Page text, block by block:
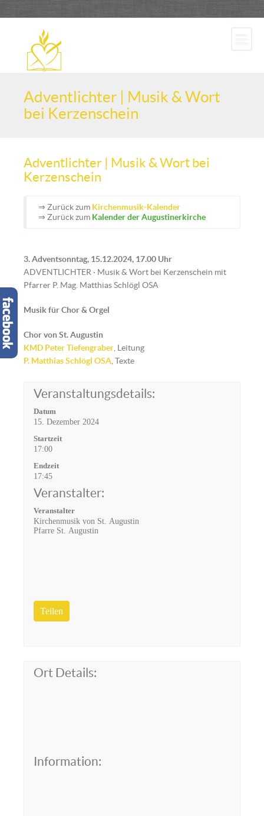
Adventlichter | Musik & Wort
bei Kerzenschein
Adventlichter | Musik & Wort bei
Kerzenschein
⇒ Zurück zum Kirchenmusik-Kalender
⇒ Zurück zum Kalender der Augustinerkirche
3. Adventsonntag, 15.12.2024, 17.00 Uhr
ADVENTLICHTER · Musik & Wort bei Kerzenschein mit
Pfarrer P. Mag. Matthias Schlögl OSA
Musik für Chor & Orgel
Chor von St. Augustin
KMD Peter Tiefengraber , Leitung
P. Matthias Schlögl OSA , Texte
Veranstaltungsdetails:
Datum
15. Dezember 2024
Startzeit
17:00
Endzeit
17:45
Veranstalter:
Veranstalter
Kirchenmusik von St. Augustin
Pfarre St. Augustin
Teilen
Ort Details:
Information: